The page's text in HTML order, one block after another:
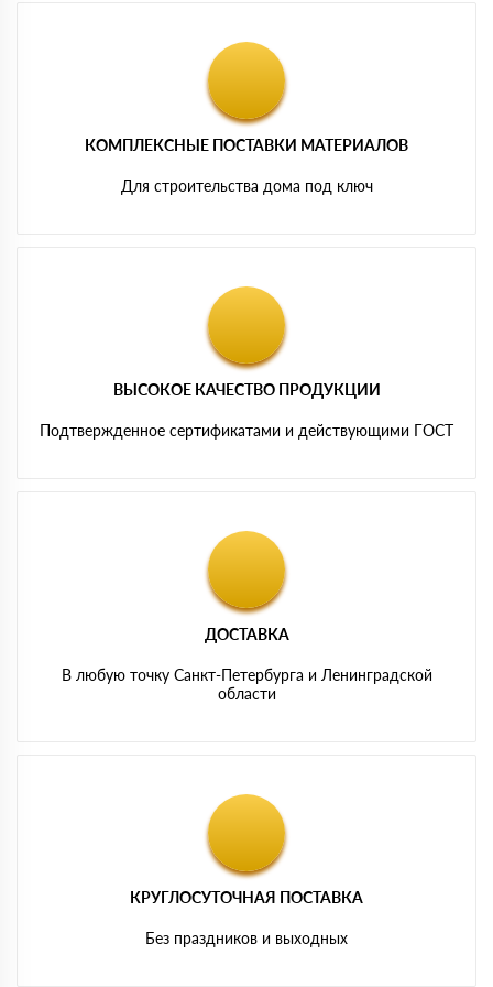
КОМПЛЕКСНЫЕ ПОСТАВКИ МАТЕРИАЛОВ
Для строительства дома под ключ
ВЫСОКОЕ КАЧЕСТВО ПРОДУКЦИИ
Подтвержденное сертификатами и действующими ГОСТ
ДОСТАВКА
В любую точку Санкт-Петербурга и Ленинградской
области
КРУГЛОСУТОЧНАЯ ПОСТАВКА
Без праздников и выходных